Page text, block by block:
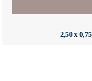
2,50 x 0,75